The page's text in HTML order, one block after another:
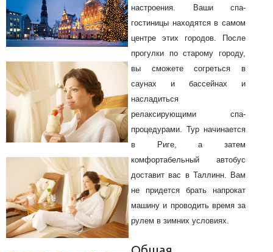
настроения. Ваши спа-
гостиницы находятся в самом
центре этих городов. После
прогулки по старому городу,
вы сможете согреться в
саунах и бассейнах и
насладиться
релаксирующими спа-
процедурами. Тур начинается
в Риге, а затем
комфортабельный автобус
доставит вас в Таллинн. Вам
не придется брать напрокат
машину и проводить время за
рулем в зимних условиях.